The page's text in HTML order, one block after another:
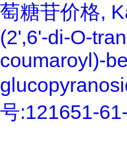
萄糖苷价格,
(2',6'-di-O-
coumaroyl)-
号:121651-